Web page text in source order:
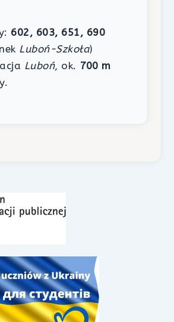
602, 603, 651, 690
Luboń-Szkoła)
Luboń, ok. 700 m